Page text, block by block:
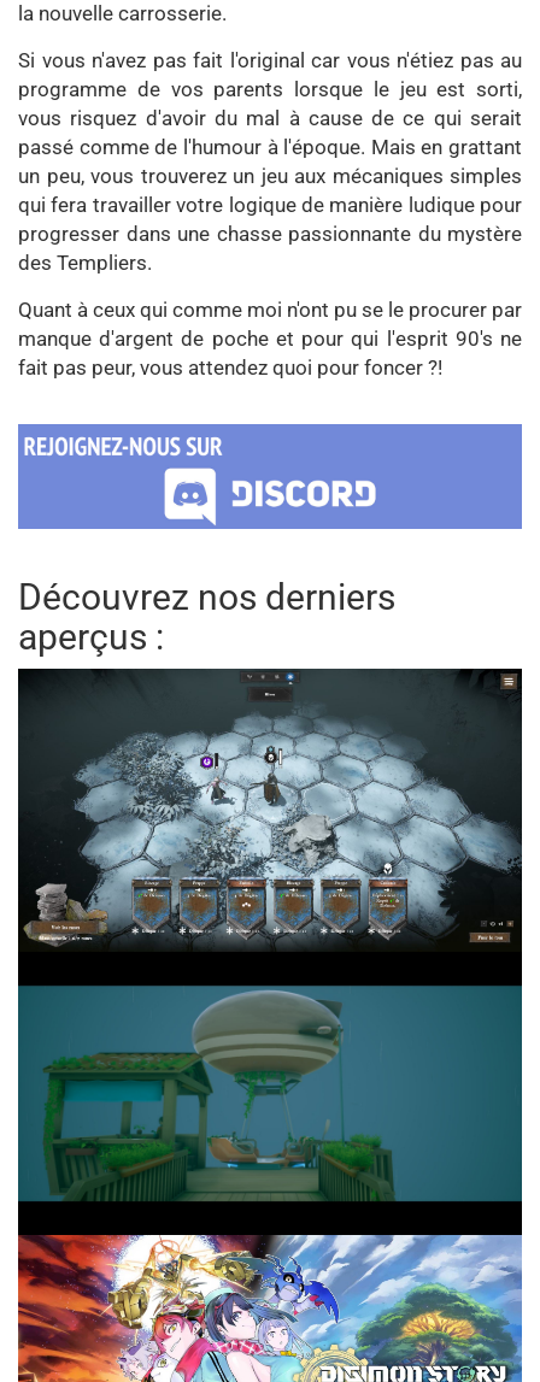
la nouvelle carrosserie.
Si vous n'avez pas fait l'original car vous n'étiez pas au
programme de vos parents lorsque le jeu est sorti,
vous risquez d'avoir du mal à cause de ce qui serait
passé comme de l'humour à l'époque. Mais en grattant
un peu, vous trouverez un jeu aux mécaniques simples
qui fera travailler votre logique de manière ludique pour
progresser dans une chasse passionnante du mystère
des Templiers.
Quant à ceux qui comme moi n'ont pu se le procurer par
manque d'argent de poche et pour qui l'esprit 90's ne
fait pas peur, vous attendez quoi pour foncer ?!
Découvrez nos derniers
aperçus :